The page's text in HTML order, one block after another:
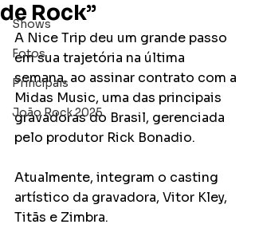
Shows
Fotos
Principais
João Rock 2025
de Rock”
A Nice Trip deu um grande passo
em sua trajetória na última
semana, ao assinar contrato com a
Midas Music, uma das principais
gravadoras do Brasil, gerenciada
pelo produtor Rick Bonadio.
Atualmente, integram o casting
artístico da gravadora, Vitor Kley,
Titãs e Zimbra.